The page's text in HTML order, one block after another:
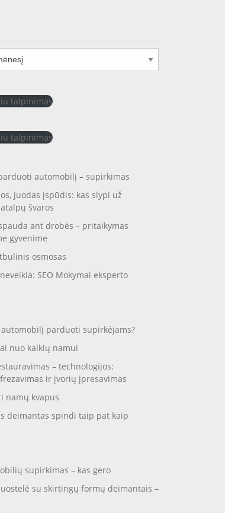
talpinimas
talpinimas
automobilį – supirkimas
juodas įspūdis: kas slypi už
švaros
ant drobės – pritaikymas
gyvenime
osmosas
neveikia: SEO Mokymai eksperto
parduoti supirkėjams?
nuo kalkių namui
– technologijos:
ir įvorių įpresavimas
namų kvapus
deimantas spindi taip pat kaip
supirkimas – kas gero
su skirtingų formų deimantais –